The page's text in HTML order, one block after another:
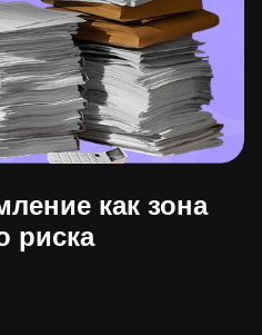
как зона
риска